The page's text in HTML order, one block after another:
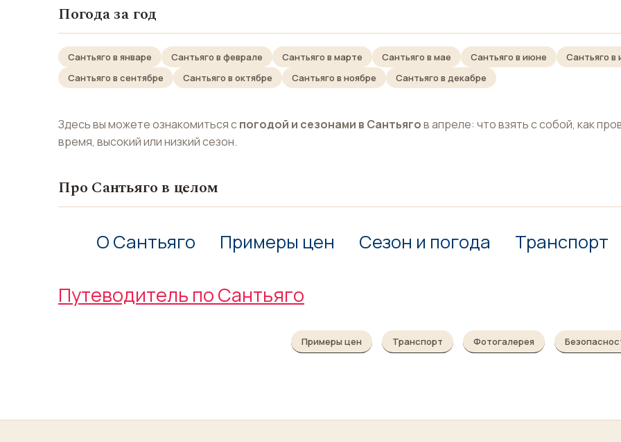
Погода за год
Сантьяго в январе Сантьяго в феврале Сантьяго в марте Сантьяго в мае Сантьяго в июне Сантьяго в
Сантьяго в сентябре
Сантьяго в октябре Сантьяго в ноябре Сантьяго в декабре
Здесь вы можете ознакомиться спогодой и сезонами в Сантьягов апреле: что взять с собой, как
время, высокий или низкий сезон.
Про Сантьяго в целом
О Сантьяго Примеры цен Сезон и погода Транспорт
Путеводитель по Сантьяго
Примеры цен Транспорт Фотогалерея